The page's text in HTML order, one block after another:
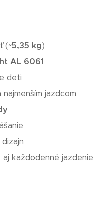
(~5,35 kg)
AL 6061
deti
jazdcom
každodenné jazdenie